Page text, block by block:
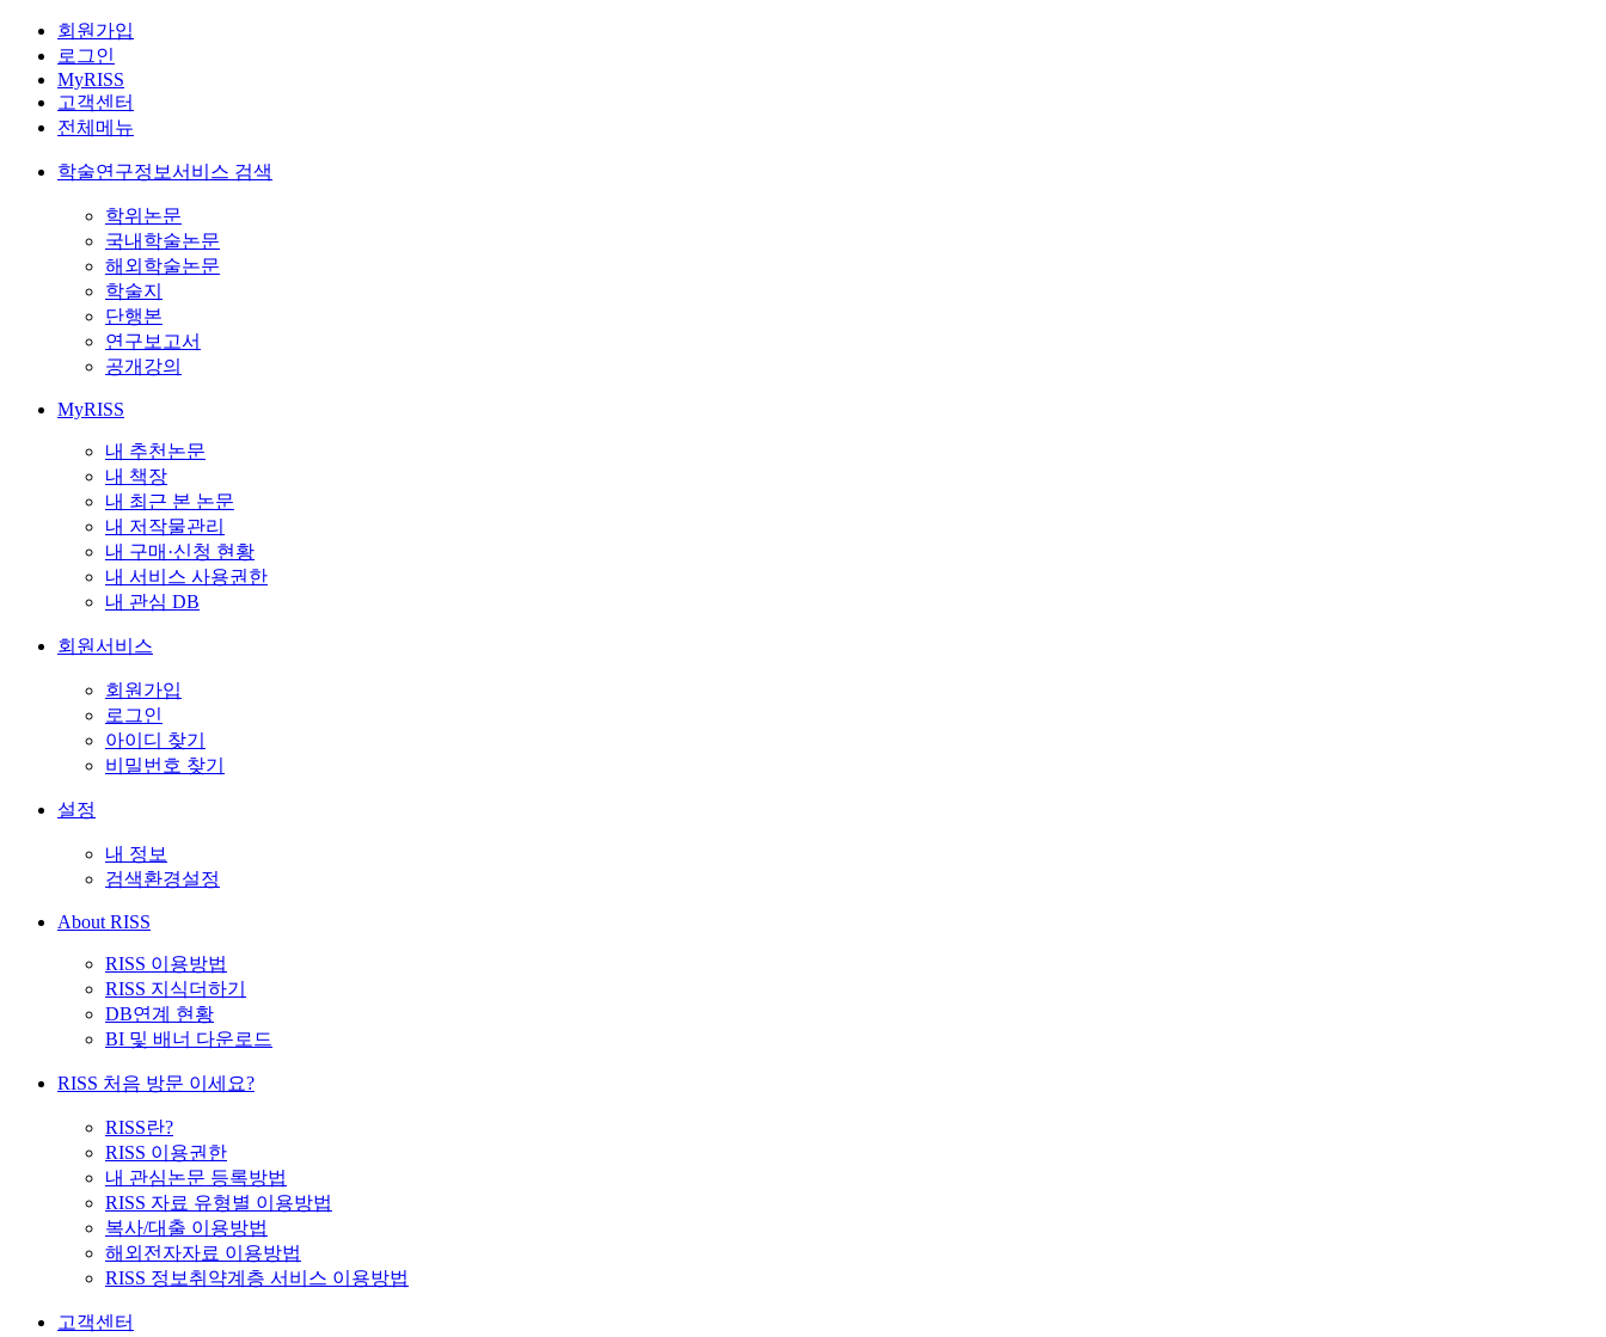
회원가입
로그인
MyRISS
고객센터
전체메뉴
학술연구정보서비스 검색
학위논문
국내학술논문
해외학술논문
학술지
단행본
연구보고서
공개강의
MyRISS
내 추천논문
내 책장
내 최근 본 논문
내 저작물관리
내 구매·신청 현황
내 서비스 사용권한
내 관심 DB
회원서비스
회원가입
로그인
아이디 찾기
비밀번호 찾기
설정
내 정보
검색환경설정
About RISS
RISS 이용방법
RISS 지식더하기
DB연계 현황
BI 및 배너 다운로드
RISS 처음 방문 이세요?
RISS란?
RISS 이용권한
내 관심논문 등록방법
RISS 자료 유형별 이용방법
복사/대출 이용방법
해외전자자료 이용방법
RISS 정보취약계층 서비스 이용방법
고객센터